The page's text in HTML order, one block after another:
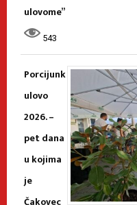
ulovome”
543
Porcijunk
ulovo
2026. –
pet dana
u kojima
je